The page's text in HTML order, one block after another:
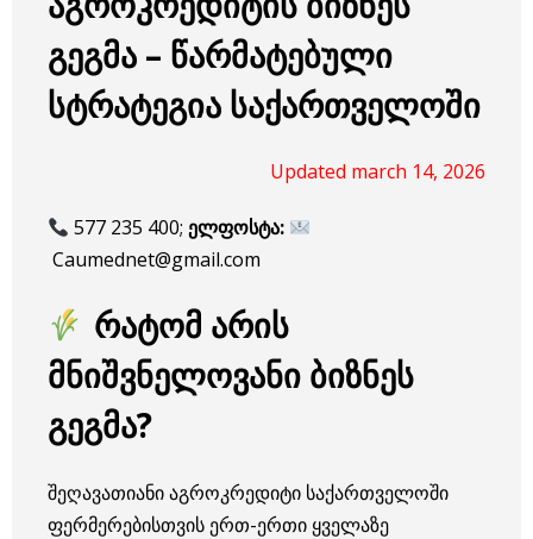
გეგმა – წარმატებული
სტრატეგია საქართველოში
Updated march 14, 2026
577 235 400;ელფოსტა:
Caumednet@gmail.com
რატომ არის
მნიშვნელოვანი ბიზნეს
გეგმა?
შეღავათიანი აგროკრედიტი საქართველოში
ფერმერებისთვის ერთ-ერთი ყველაზე